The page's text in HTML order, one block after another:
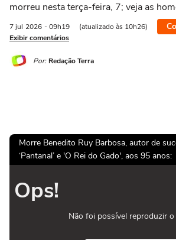
morreu nesta terça-feira, 7; veja as
7 jul 2026 - 09h19 (atualizado às 10h26)
Exibir comentários
Por: Redação Terra
Morre Benedito Ruy Barbosa, autor de
‘Pantanal’ e 'O Rei do Gado', aos 95 anos:
Ops!
Não foi possível reproduzir o